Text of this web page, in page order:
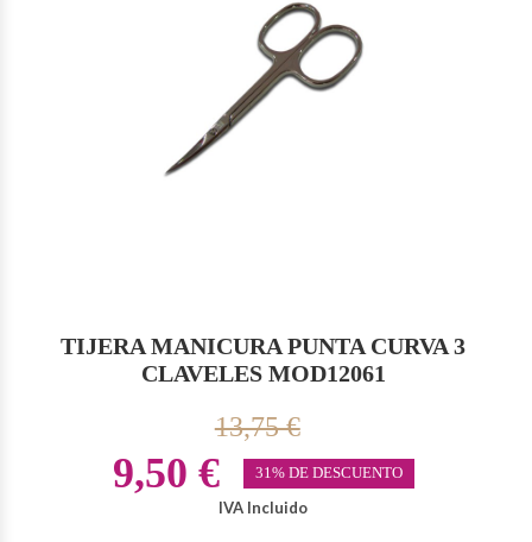
TIJERA MANICURA PUNTA CURVA 3
CLAVELES MOD12061
13,75 €
9,50 € 31% DE DESCUENTO
IVA Incluido